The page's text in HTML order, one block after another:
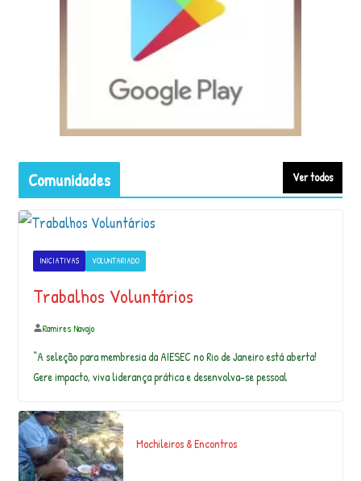
Respondendo os comentários ignorantes sobre o Mamoeiro cortado
compartilhar! Ela nos ensina sobre
Sobre um solo de tantas camadas, que já
…
No bloco do centro do mundo, a
Comunidades Ver todos
INICIATIVAS VOLUNTARIADO
Trabalhos Voluntários
Ramires Navajo
“A seleção para membresia da AIESEC no Rio de Janeiro está aberta!
Gere impacto, viva liderança prática e desenvolva-se pessoal
Mochileiros & Encontros